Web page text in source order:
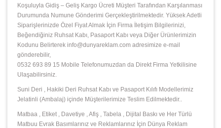
Koşuluyla Gidiş – Geliş Kargo Ücreti Müşteri Tarafından Karşılanması
Durumunda Numune Gönderimi Gerçekleştirilmektedir. Yüksek Adetli
Siparişlerinizde Özel Fiyat Almak İçin Firma İletişim Bilgilerinizi,
Beğendiğiniz Ruhsat Kabı, Pasaport Kabı veya Diğer Ürünlerimizin
Kodunu Belirterek info@dunyareklam.com adresimize e-mail
gönderebilir,
0532 693 89 15 Mobile Telefonumuzdan da Direkt Firma Yetkilisine
Ulaşabilirsiniz.
Suni Deri , Hakiki Deri Ruhsat Kabı ve Pasaport Kılıfı Modellerimiz
Jelatinli (Ambalaj) içinde Müşterilerimize Teslim Edilmektedir..
Matbaa , Etiket , Davetiye , Afiş , Tabela , Dijital Baskı ve Her Türlü
Matbuu Evrak Basımlarınız ve Reklamlarınız İçin Dünya Reklam